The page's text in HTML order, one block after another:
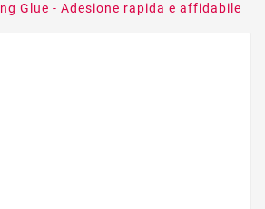
Glue - Adesione rapida e affidabile